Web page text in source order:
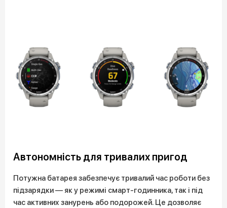
Автономність для тривалих пригод
Потужна батарея забезпечує тривалий час роботи без
підзарядки — як у режимі смарт-годинника, так і під
час активних занурень або подорожей. Це дозволяє